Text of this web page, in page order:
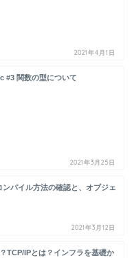
2021年4月1日
#3 関数の型について
2021年3月25日
パイル方法の確認と、オブジェ
2021年3月12日
TCP/IPとは？インフラを基礎か